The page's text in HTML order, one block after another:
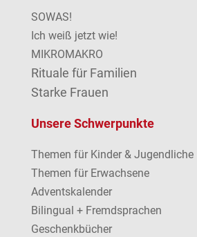
SOWAS!
Ich weiß jetzt wie!
MIKROMAKRO
Rituale für Familien
Starke Frauen
Unsere Schwerpunkte
Themen für Kinder & Jugendliche
Themen für Erwachsene
Adventskalender
Bilingual + Fremdsprachen
Geschenkbücher